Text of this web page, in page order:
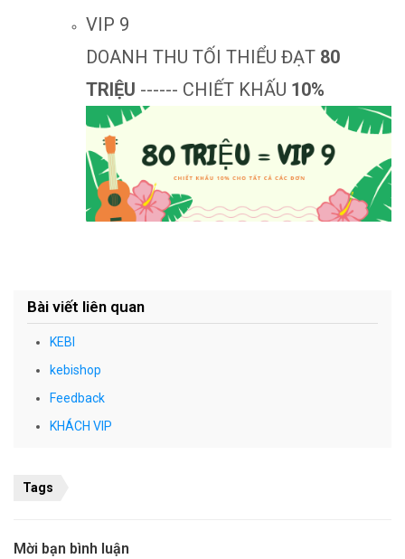
VIP 9
DOANH THU TỐI THIỂU ĐẠT 80
TRIỆU ------ CHIẾT KHẤU 10%
Bài viết liên quan
KEBI
kebishop
Feedback
KHÁCH VIP
Tags
Mời bạn bình luận